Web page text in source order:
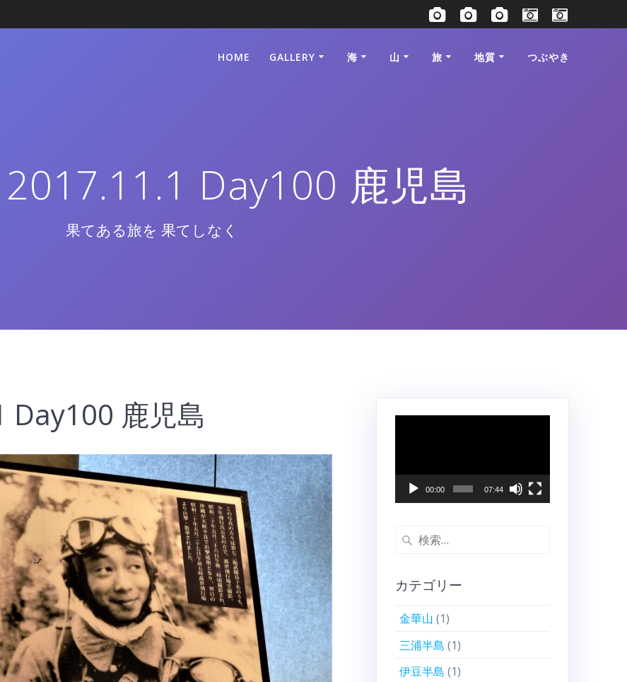
HOME GALLERY 海 山 旅 地質 つぶやき
Day100 鹿児島
果てある旅を 果てしなく
Day100 鹿児島
レ
ヤ
00:00 07:44
検
カテゴリー
金華山 (1)
三浦半島 (1)
伊豆半島 (1)